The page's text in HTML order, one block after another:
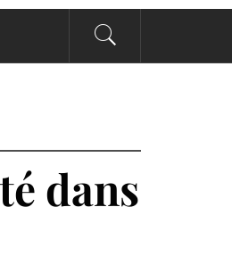
–
dans